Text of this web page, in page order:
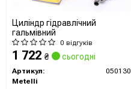
Циліндр гідравлічний
гальмівний
0 відгуків
1 722 ₴ сьогодні
Артикул:
050130
Metelli